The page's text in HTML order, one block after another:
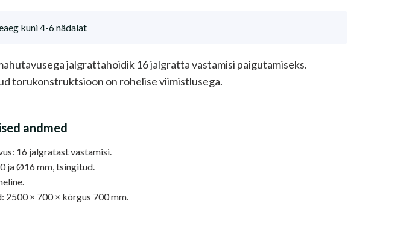
kuni 4-6 nädalat
jalgrattahoidik 16 jalgratta vastamisi paigutamiseks.
torukonstruktsioon on rohelise viimistlusega.
andmed
16 jalgratast vastamisi.
ja Ø16 mm, tsingitud.
2500 × 700 × kõrgus 700 mm.